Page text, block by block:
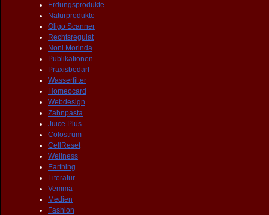
Erdungsprodukte
Naturprodukte
Oligo Scanner
Rechtsregulat
Noni Morinda
Publikationen
Praxisbedarf
Wasserfilter
Homeocard
Webdesign
Zahnpasta
Juice Plus
Colostrum
CellReset
Wellness
Earthing
Literatur
Vemma
Medien
Fashion